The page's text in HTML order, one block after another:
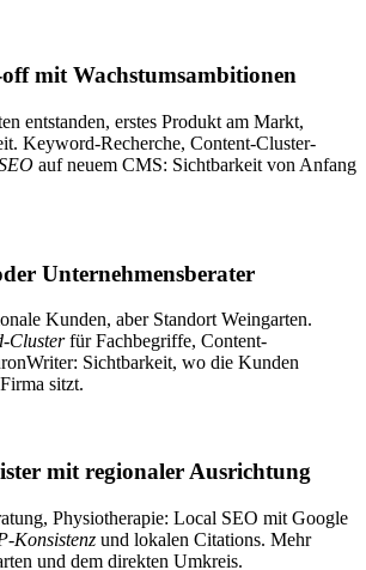
mit Wachstumsambitionen
entstanden, erstes Produkt am Markt,
Keyword-Recherche, Content-Cluster-
auf neuem CMS: Sichtbarkeit von Anfang
Unternehmensberater
Kunden, aber Standort Weingarten.
Clusterfür Fachbegriffe, Content-
Sichtbarkeit, wo die Kunden
sitzt.
mit regionaler Ausrichtung
Physiotherapie: Local SEO mit Google
Konsistenz und lokalen Citations. Mehr
und dem direkten Umkreis.